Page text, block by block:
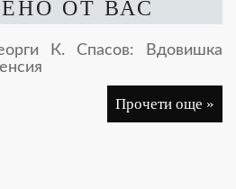
ОТ ВАС
К. Спасов: Вдовишка
Прочети още »